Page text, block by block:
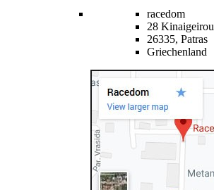
racedom
28 Kinaigeirou
26335, Patras
Griechenland